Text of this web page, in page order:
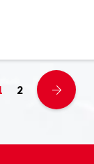
2